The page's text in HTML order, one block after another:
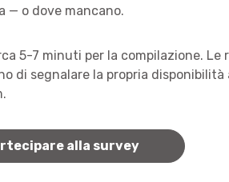
— o dove mancano.
5-7 minuti per la compilazione. Le
di segnalare la propria
alla survey